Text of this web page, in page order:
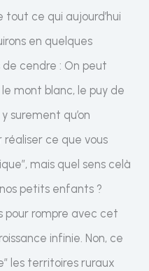
ce qui aujourd’hui
en quelques
cendre : On peut
mont blanc, le puy de
surement qu’on
réaliser ce que vous
mais quel sens celà
petits enfants ?
rompre avec cet
infinie. Non, ce
les territoires ruraux